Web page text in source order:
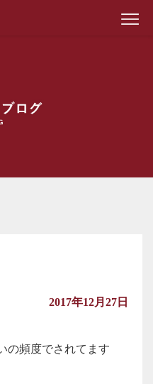
2017年12月27日
の頻度でされてます